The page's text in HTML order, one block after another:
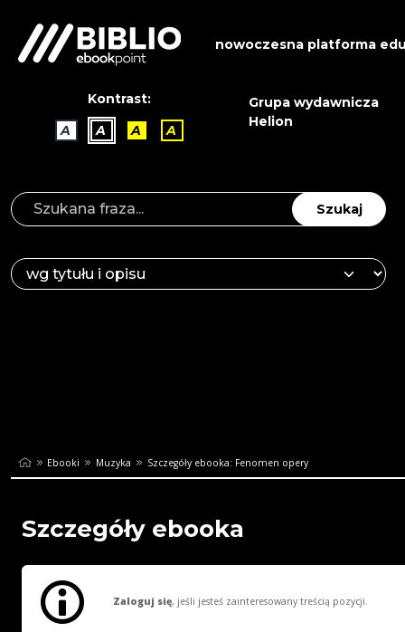
nowoczesna platforma
Kontrast:
A
A A A
Grupa wydawnicza
Helion
Szukaj
Ebooki Muzyka Szczegóły ebooka: Fenomen opery
Szczegóły ebooka
Zaloguj się, jeśli jesteś zainteresowany treścią pozycji.